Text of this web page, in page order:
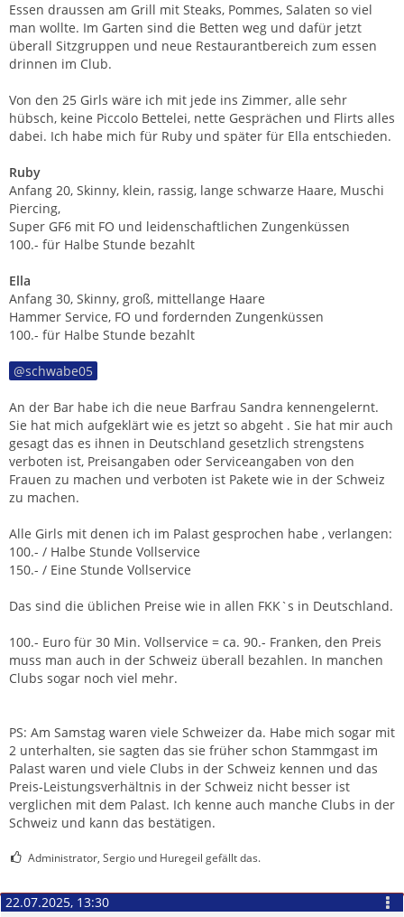
Essen draussen am Grill mit Steaks, Pommes, Salaten so viel
man wollte. Im Garten sind die Betten weg und dafür jetzt
überall Sitzgruppen und neue Restaurantbereich zum essen
drinnen im Club.
Von den 25 Girls wäre ich mit jede ins Zimmer, alle sehr
hübsch, keine Piccolo Bettelei, nette Gesprächen und Flirts alles
dabei. Ich habe mich für Ruby und später für Ella entschieden.
Ruby
Anfang 20, Skinny, klein, rassig, lange schwarze Haare, Muschi
Piercing,
Super GF6 mit FO und leidenschaftlichen Zungenküssen
100.- für Halbe Stunde bezahlt
Ella
Anfang 30, Skinny, groß, mittellange Haare
Hammer Service, FO und fordernden Zungenküssen
100.- für Halbe Stunde bezahlt
schwabe05
An der Bar habe ich die neue Barfrau Sandra kennengelernt.
Sie hat mich aufgeklärt wie es jetzt so abgeht . Sie hat mir auch
gesagt das es ihnen in Deutschland gesetzlich strengstens
verboten ist, Preisangaben oder Serviceangaben von den
Frauen zu machen und verboten ist Pakete wie in der Schweiz
zu machen.
Alle Girls mit denen ich im Palast gesprochen habe , verlangen:
100.- / Halbe Stunde Vollservice
150.- / Eine Stunde Vollservice
Das sind die üblichen Preise wie in allen FKK`s in Deutschland.
100.- Euro für 30 Min. Vollservice = ca. 90.- Franken, den Preis
muss man auch in der Schweiz überall bezahlen. In manchen
Clubs sogar noch viel mehr.
PS: Am Samstag waren viele Schweizer da. Habe mich sogar mit
2 unterhalten, sie sagten das sie früher schon Stammgast im
Palast waren und viele Clubs in der Schweiz kennen und das
Preis-Leistungsverhältnis in der Schweiz nicht besser ist
verglichen mit dem Palast. Ich kenne auch manche Clubs in der
Schweiz und kann das bestätigen.
Administrator, Sergio und Huregeil gefällt das.
22.07.2025, 13:30